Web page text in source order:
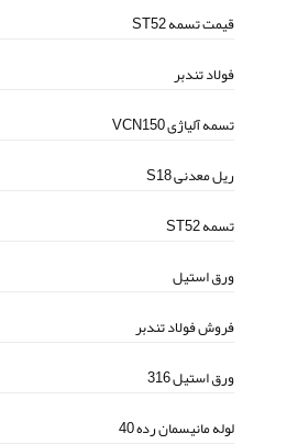
قیمت تسمه ST52
فولاد تندبر
تسمه آلیاژی VCN150
ریل معدنی S18
تسمه ST52
ورق استیل
فروش فولاد تندبر
ورق استیل 316
لوله مانیسمان رده 40